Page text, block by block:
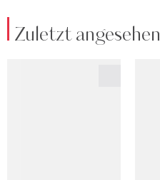
Zuletzt angesehen